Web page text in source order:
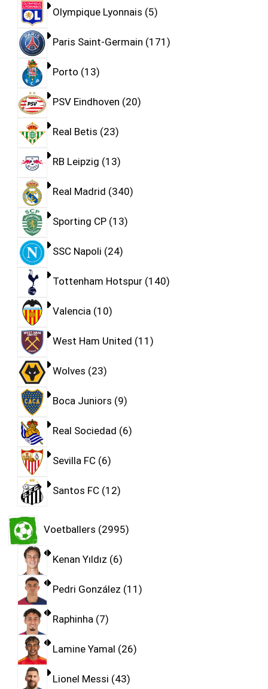
Olympique Lyonnais 5
Paris Saint-Germain 171
Porto 13
PSV Eindhoven 20
Real Betis 23
RB Leipzig 13
Real Madrid 340
Sporting CP 13
SSC Napoli 24
Tottenham Hotspur 140
Valencia 10
West Ham United 11
Wolves 23
Boca Juniors 9
Real Sociedad 6
Sevilla FC 6
Santos FC 12
Voetballers 2995
Kenan Yıldız 6
Pedri González 11
Raphinha 7
Lamine Yamal 26
Lionel Messi 43